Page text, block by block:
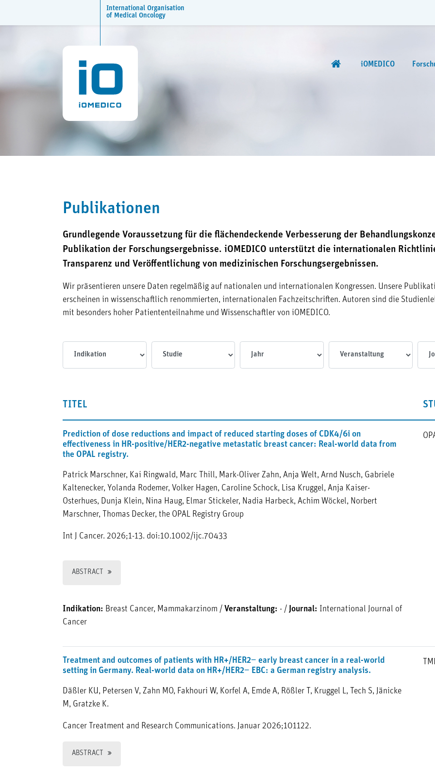
International Organisation
of Medical Oncology
iOMEDICO
Publikationen
Grundlegende Voraussetzung für die flächendeckende Verbesserung der
Publikation der Forschungsergebnisse. iOMEDICO unterstützt die internationalen
Transparenz und Veröffentlichung von medizinischen Forschungsergebnissen.
Wir präsentieren unsere Daten regelmäßig auf nationalen und internationalen Kongressen. Unsere
erscheinen in wissenschaftlich renommierten, internationalen Fachzeitschriften. Autoren sind die
mit besonders hoher Patiententeilnahme und Wissenschaftler von iOMEDICO.
TITEL
Prediction of dose reductions and impact of reduced starting doses of CDK4/6i on
effectiveness in HR-positive/HER2-negative metastatic breast cancer: Real-world data from
the OPAL registry.
Patrick Marschner, Kai Ringwald, Marc Thill, Mark-Oliver Zahn, Anja Welt, Arnd Nusch, Gabriele
Kaltenecker, Yolanda Rodemer, Volker Hagen, Caroline Schock, Lisa Kruggel, Anja Kaiser-
Osterhues, Dunja Klein, Nina Haug, Elmar Stickeler, Nadia Harbeck, Achim Wöckel, Norbert
Marschner, Thomas Decker, the OPAL Registry Group
Int J Cancer. 2026;1-13. doi:10.1002/ijc.70433
ABSTRACT
Indikation: Breast Cancer, Mammakarzinom / Veranstaltung: - / Journal: International Journal of
Cancer
Treatment and outcomes of patients with HR+/HER2− early breast cancer in a real-world
setting in Germany. Real-world data on HR+/HER2− EBC: a German registry analysis.
Däßler KU, Petersen V, Zahn MO, Fakhouri W, Korfel A, Emde A, Rößler T, Kruggel L, Tech S, Jänicke
M, Gratzke K.
Cancer Treatment and Research Communications. Januar 2026;101122.
ABSTRACT